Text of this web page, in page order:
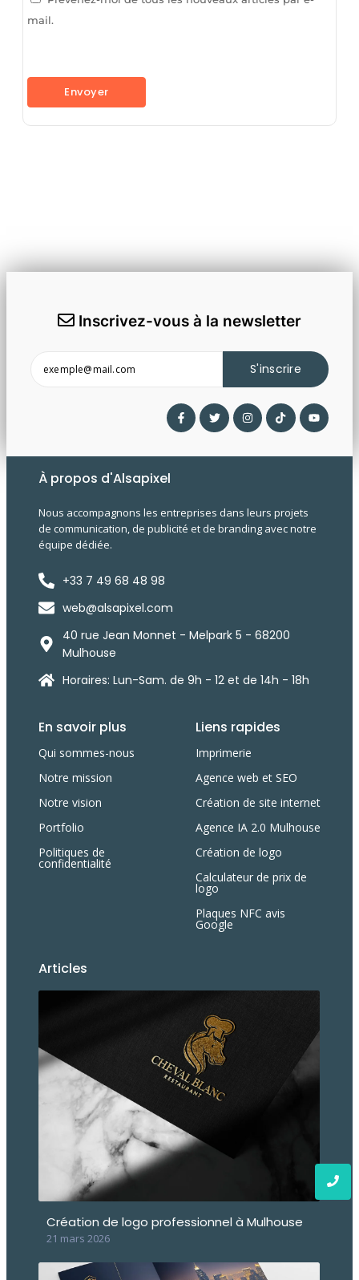
mail.
Inscrivez-vous à la newsletter
S'inscrire
À propos d'Alsapixel
Nous accompagnons les entreprises dans leurs projets
de communication, de publicité et de branding avec notre
équipe dédiée.
+33 7 49 68 48 98
web@alsapixel.com
40 rue Jean Monnet - Melpark 5 - 68200
Mulhouse
Horaires: Lun-Sam. de 9h - 12 et de 14h - 18h
En savoir plus
Qui sommes-nous
Notre mission
Notre vision
Portfolio
Politiques de
confidentialité
Liens rapides
Imprimerie
Agence web et SEO
Création de site internet
Agence IA 2.0 Mulhouse
Création de logo
Calculateur de prix de
logo
Plaques NFC avis
Google
Articles
Création de logo professionnel à Mulhouse
21 mars 2026